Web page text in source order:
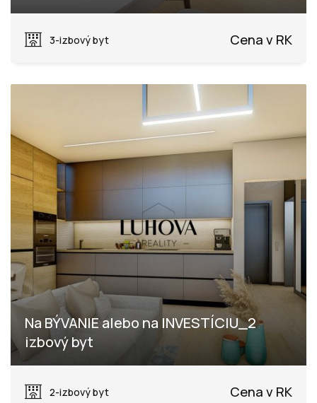
3-izbový byt
Cena v RK
Na BÝVANIE alebo na INVESTÍCIU_2
izbový byt
2-izbový byt
Cena v RK